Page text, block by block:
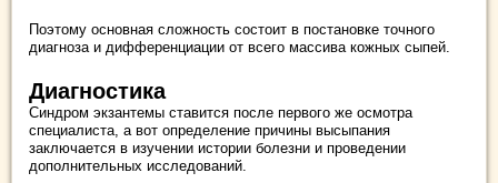
Поэтому основная сложность состоит в постановке точного
диагноза и дифференциации от всего массива кожных сыпей.
Диагностика
Синдром экзантемы ставится после первого же осмотра
специалиста, а вот определение причины высыпания
заключается в изучении истории болезни и проведении
дополнительных исследований.